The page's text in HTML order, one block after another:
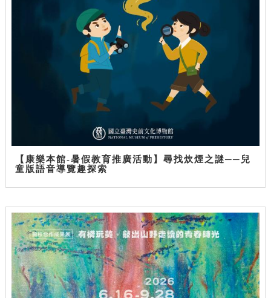
【康樂本館-暑假教育推廣活動】尋找炊煙之謎──兒
童版語音導覽趣探索